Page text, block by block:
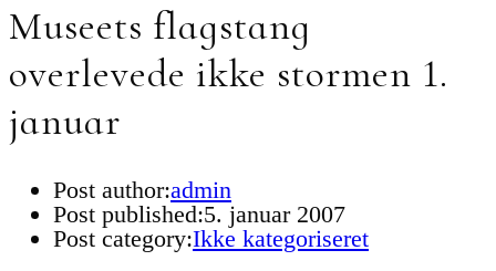
Museets flagstang
overlevede ikke stormen 1.
januar
Post author:admin
Post published:5. januar 2007
Post category:Ikke kategoriseret